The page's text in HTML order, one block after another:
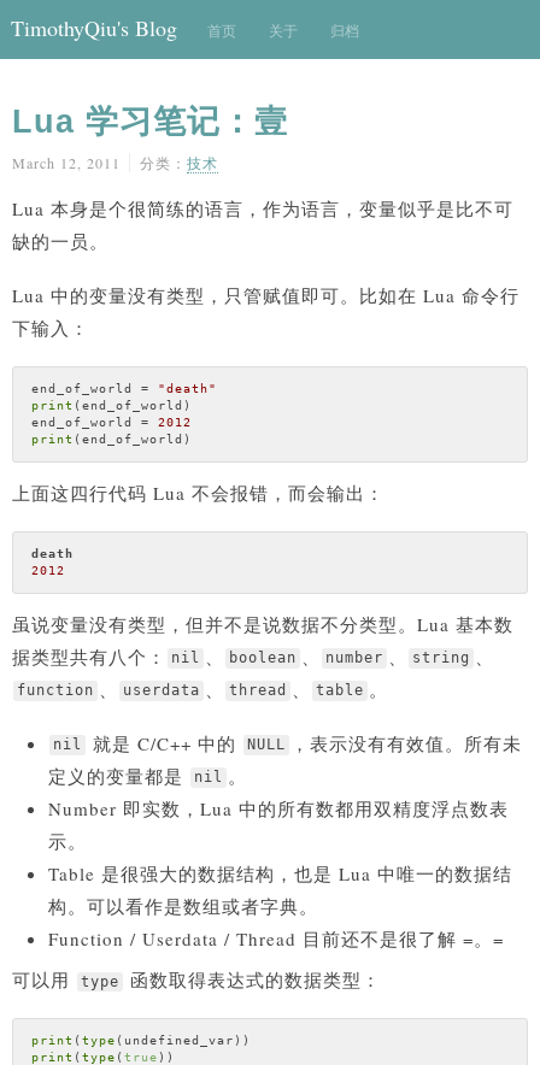
TimothyQiu's Blog 首页 关于 归档
Lua 学习笔记：壹
March 12, 2011 分类： 技术
Lua 本身是个很简练的语言，作为语言，变量似乎是比不可
缺的一员。
Lua 中的变量没有类型，只管赋值即可。比如在 Lua 命令行
下输入：
end_of_world =
"death"
print (end_of_world)
end_of_world = 2012
print
上面这四行代码 Lua 不会报错，而会输出：
death
2012
虽说变量没有类型，但并不是说数据不分类型。Lua 基本数
据类型共有八个：
nil boolean number string
function userdata thread table 。
nil 就是 C/C++ 中的 NULL
，表示没有有效值。所有未
定义的变量都是
nil 。
Number 即实数，Lua 中的所有数都用双精度浮点数表
示。
Table 是很强大的数据结构，也是 Lua 中唯一的数据结
构。可以看作是数组或者字典。
Function / Userdata / Thread 目前还不是很了解 =。=
可以用
type 函数取得表达式的数据类型：
print ( type
print ( type ( true